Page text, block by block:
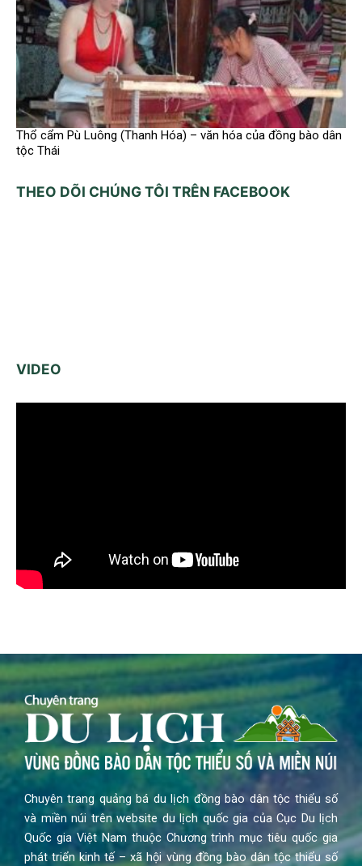
Thổ cẩm Pù Luông (Thanh Hóa) – văn hóa của đồng bào dân
tộc Thái
THEO DÕI CHÚNG TÔI TRÊN FACEBOOK
VIDEO
Chuyên trang quảng bá du lịch đồng bào dân tộc thiểu số
và miền núi trên website du lịch quốc gia của Cục Du lịch
Quốc gia Việt Nam thuộc Chương trình mục tiêu quốc gia
phát triển kinh tế – xã hội vùng đồng bào dân tộc thiểu số